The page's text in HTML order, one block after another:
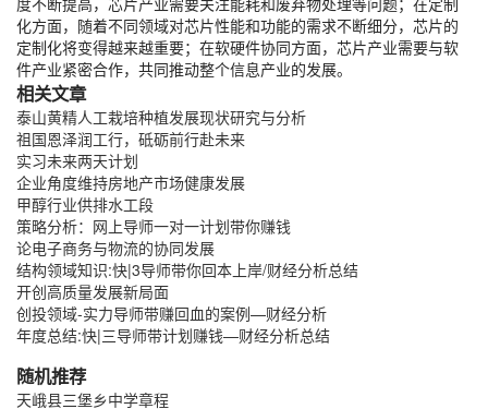
化方面，随着不同领域对芯片性能和功能的需求不断细分，芯片的
定制化将变得越来越重要；在软硬件协同方面，芯片产业需要与软
件产业紧密合作，共同推动整个信息产业的发展。
相关文章
泰山黄精人工栽培种植发展现状研究与分析
祖国恩泽润工行，砥砺前行赴未来
实习未来两天计划
企业角度维持房地产市场健康发展
甲醇行业供排水工段
策略分析：网上导师一对一计划带你赚钱
论电子商务与物流的协同发展
结构领域知识:快|3导师带你回本上岸/财经分析总结
开创高质量发展新局面
创投领域-实力导师带赚回血的案例—财经分析
年度总结:快|三导师带计划赚钱—财经分析总结
随机推荐
天峨县三堡乡中学章程